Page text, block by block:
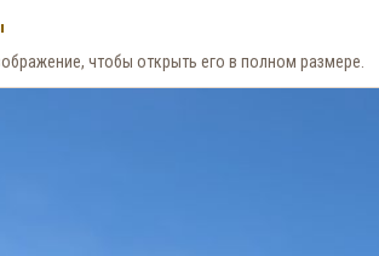
чтобы открыть его в полном размере.